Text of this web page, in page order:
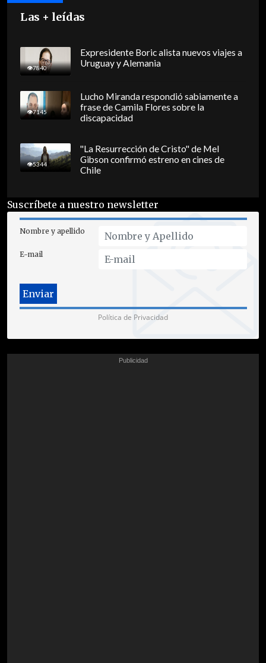
Las + leídas
7840
Expresidente Boric alista nuevos viajes a
Uruguay y Alemania
7145
Lucho Miranda respondió sabiamente a
frase de Camila Flores sobre la
discapacidad
5344
"La Resurrección de Cristo" de Mel
Gibson confirmó estreno en cines de
Chile
Suscríbete a nuestro newsletter
Nombre y apellido
E-mail
Política de Privacidad